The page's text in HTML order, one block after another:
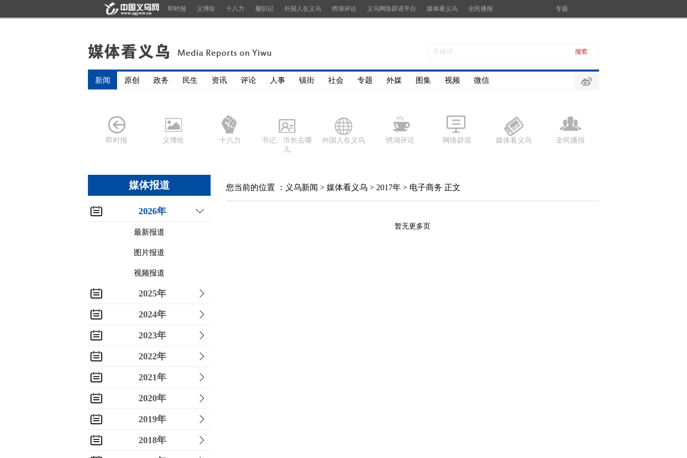
即时报 义博绘 十八力 履职记 外国人在义乌 绣湖评论 义乌网络辟谣平台 媒体看义乌 全民播报 专题
新闻 原创 政务 民生 资讯 评论 人事 镇街 社会 专题 外媒 图集 视频 微信
即时报 义博绘 十八力
书记、市长去哪
儿
外国人在义乌 绣湖评论 网络辟谣 媒体看义乌 全民播报
媒体报道
2026年
最新报道
图片报道
视频报道
2025年
2024年
2023年
2022年
2021年
2020年
2019年
2018年
您当前的位置 ： 义乌新闻 > 媒体看义乌 > 2017年 > 电子商务 正文
暂无更多页